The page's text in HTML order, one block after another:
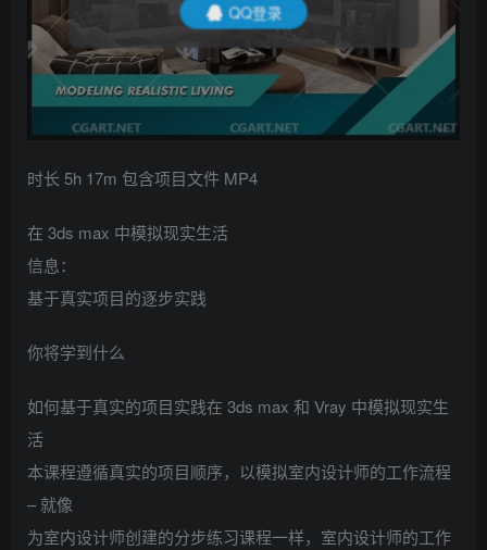
时长 5h 17m 包含项目文件 MP4
在 3ds max 中模拟现实生活
信息：
基于真实项目的逐步实践
你将学到什么
如何基于真实的项目实践在 3ds max 和 Vray 中模拟现实生
活
本课程遵循真实的项目顺序，以模拟室内设计师的工作流程
– 就像
为室内设计师创建的分步练习课程一样，室内设计师的工作
QQ登录